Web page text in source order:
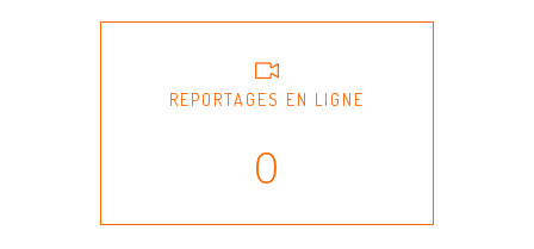
REPORTAGES EN LIGNE
0